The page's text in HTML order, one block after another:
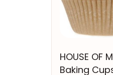
HOUSE OF
Baking